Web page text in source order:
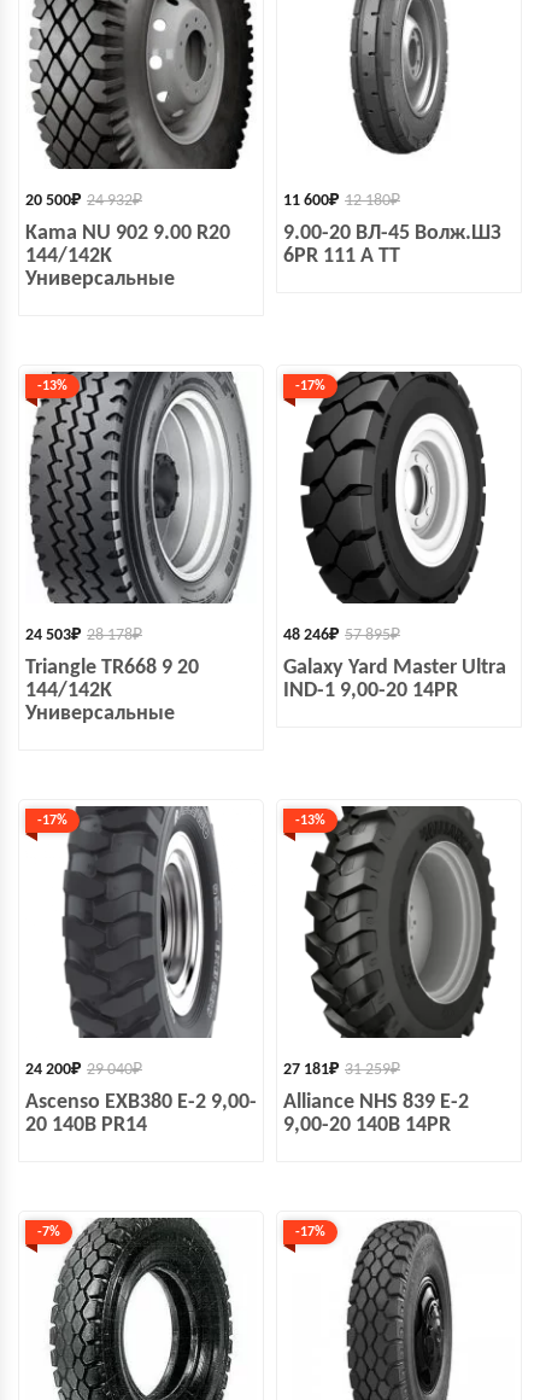
24 932₽
20 500₽
Kama NU 902 9.00 R20
144/142K
Универсальные
12 180₽
11 600₽
9.00-20 ВЛ-45 Волж.ШЗ
6PR 111 A TT
-13%
28 178₽
24 503₽
Triangle TR668 9 20
144/142K
Универсальные
-17%
57 895₽
48 246₽
Galaxy Yard Master Ultra
IND-1 9,00-20 14PR
-17%
29 040₽
24 200₽
Ascenso EXB380 E-2 9,00-
20 140B PR14
-13%
31 259₽
27 181₽
Alliance NHS 839 E-2
9,00-20 140B 14PR
-7% -17%